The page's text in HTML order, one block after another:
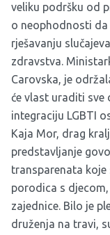
veliku podršku od
o neophodnosti da
rješavanju
zdravstva.
Carovska, je
će vlast uraditi sve
integraciju LGBTI
Kaja Mor, drag
predstavljanje
transparenata
porodica s
zajednice. Bilo je
druženja na travi,